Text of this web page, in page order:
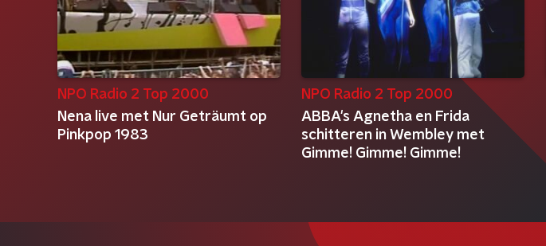
NPO Radio 2 Top 2000
Nena live met Nur Geträumt op
Pinkpop 1983
NPO Radio 2 Top 2000
ABBA's Agnetha en Frida
schitteren in Wembley met
Gimme! Gimme! Gimme!